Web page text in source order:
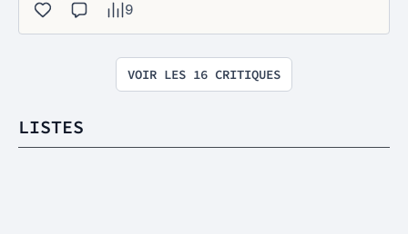
9
VOIR LES 16 CRITIQUES
LISTES